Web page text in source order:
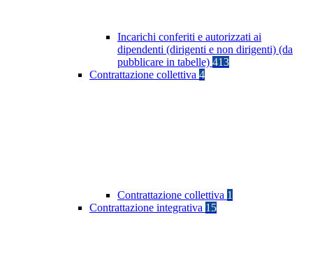
Incarichi conferiti e autorizzati ai
dipendenti (dirigenti e non dirigenti) (da
pubblicare in tabelle) 413
Contrattazione collettiva 4
Contrattazione collettiva 1
Contrattazione integrativa 15